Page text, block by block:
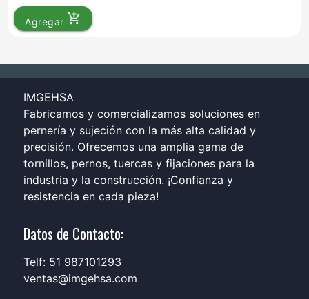
Agregar add_shopping_cart
IMGEHSA
Fabricamos y comercializamos soluciones en
pernería y sujeción con la más alta calidad y
precisión. Ofrecemos una amplia gama de
tornillos, pernos, tuercas y fijaciones para la
industria y la construcción. ¡Confianza y
resistencia en cada pieza!
Datos de Contacto:
Telf: 51 987101293
ventas@imgehsa.com